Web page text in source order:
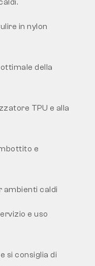
in nylon
della
TPU e alla
e
ambienti caldi
e uso
si consiglia di